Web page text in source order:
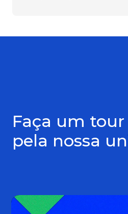
Faça um
pela nossa